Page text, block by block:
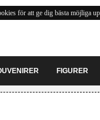
för att ge dig bästa möjliga
FIGURER